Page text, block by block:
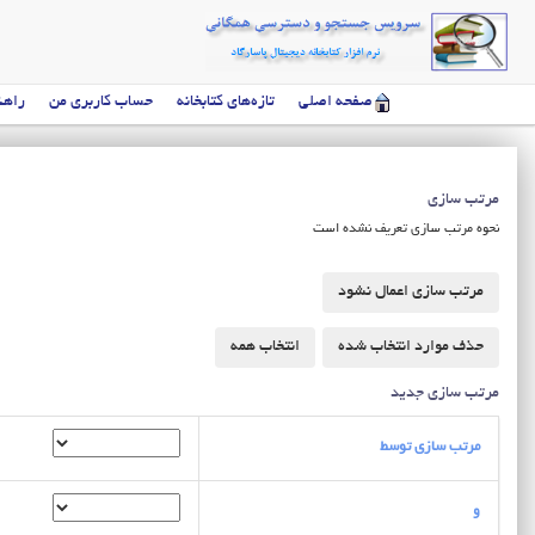
صفحه اصلی تازه‌های کتابخانه حساب کاربری من
مرتب سازی
نحوه مرتب سازی تعریف نشده است
مرتب سازی جدید
مرتب سازی توسط
و